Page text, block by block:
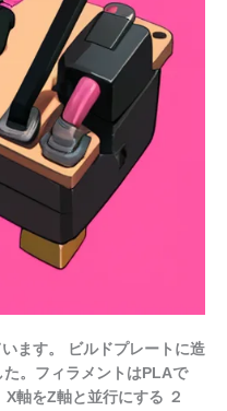
ます。 ビルドプレートに造
。フィラメントはPLAで
軸をZ軸と並行にする ２